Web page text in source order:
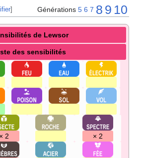
] Générations 5 6 7 8 9 10
de Lewsor
des sensibilités
× 2 × 2